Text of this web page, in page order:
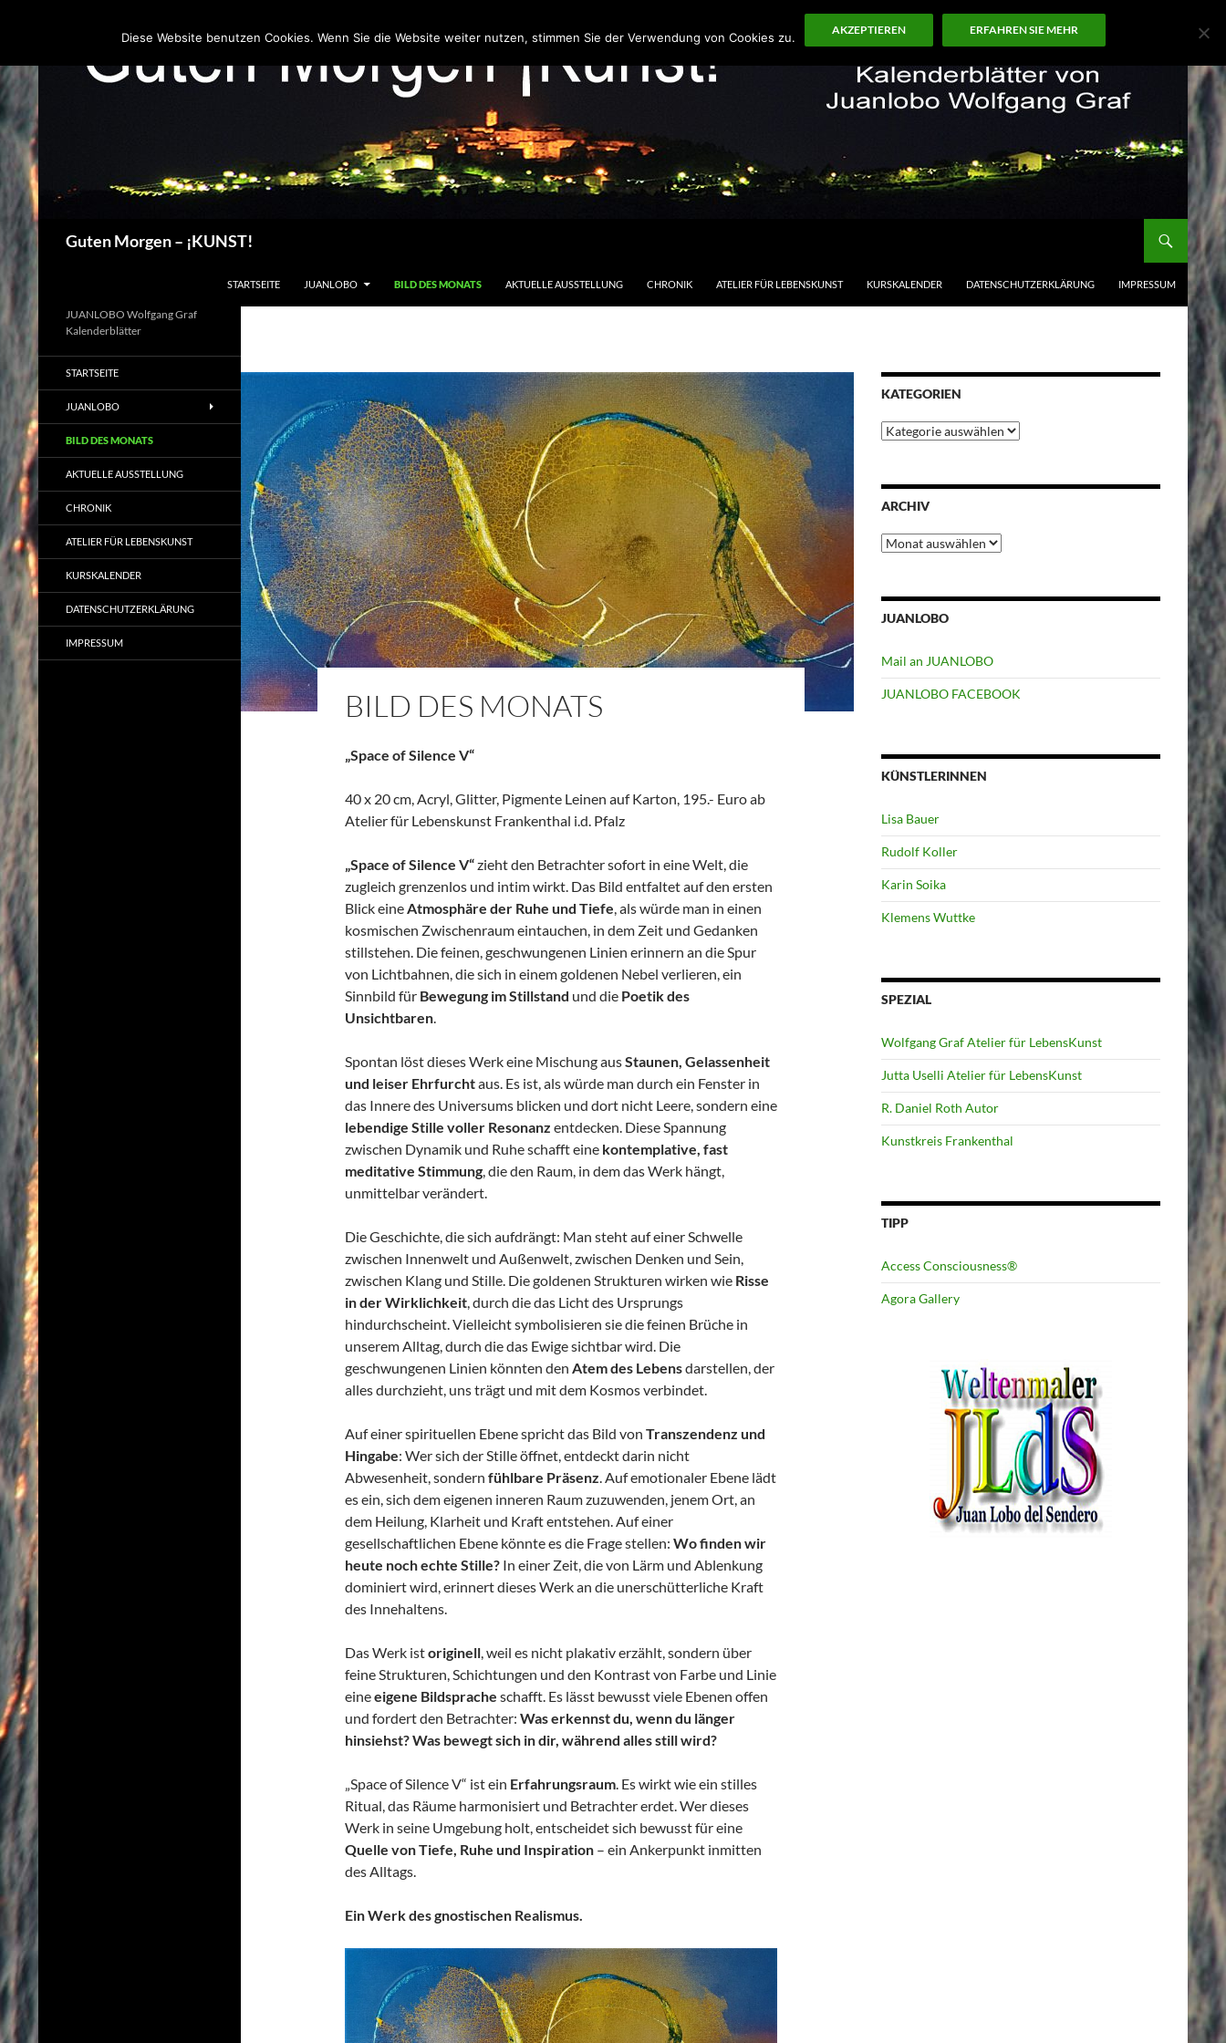
Guten Morgen – ¡KUNST!
STARTSEITE JUANLOBO BILD DES MONATS AKTUELLE AUSSTELLUNG CHRONIK ATELIER FÜR LEBENSKUNST KURSKALENDER DATENSCHUTZERKLÄRUNG IMPRESSUM
BILD DES MONATS
„Space of Silence V“
40 x 20 cm, Acryl, Glitter, Pigmente Leinen auf Karton, 195.- Euro ab
Atelier für Lebenskunst Frankenthal i.d. Pfalz
„Space of Silence V“zieht den Betrachter sofort in eine Welt, die
zugleich grenzenlos und intim wirkt. Das Bild entfaltet auf den ersten
Blick eineAtmosphäre der Ruhe und Tiefe, als würde man in einen
kosmischen Zwischenraum eintauchen, in dem Zeit und Gedanken
stillstehen. Die feinen, geschwungenen Linien erinnern an die Spur
von Lichtbahnen, die sich in einem goldenen Nebel verlieren, ein
Sinnbild für Bewegung im Stillstand und die Poetik des
Unsichtbaren.
Spontan löst dieses Werk eine Mischung ausStaunen, Gelassenheit
und leiser Ehrfurchtaus. Es ist, als würde man durch ein Fenster in
das Innere des Universums blicken und dort nicht Leere, sondern eine
lebendige Stille voller Resonanz entdecken. Diese Spannung
zwischen Dynamik und Ruhe schafft eine kontemplative, fast
meditative Stimmung, die den Raum, in dem das Werk hängt,
unmittelbar verändert.
Die Geschichte, die sich aufdrängt: Man steht auf einer Schwelle
zwischen Innenwelt und Außenwelt, zwischen Denken und Sein,
zwischen Klang und Stille. Die goldenen Strukturen wirken wie Risse
in der Wirklichkeit, durch die das Licht des Ursprungs
hindurchscheint. Vielleicht symbolisieren sie die feinen Brüche in
unserem Alltag, durch die das Ewige sichtbar wird. Die
geschwungenen Linien könnten den Atem des Lebensdarstellen, der
alles durchzieht, uns trägt und mit dem Kosmos verbindet.
Auf einer spirituellen Ebene spricht das Bild von Transzendenz und
Hingabe: Wer sich der Stille öffnet, entdeckt darin nicht
Abwesenheit, sondern fühlbare Präsenz. Auf emotionaler Ebene lädt
es ein, sich dem eigenen inneren Raum zuzuwenden, jenem Ort, an
dem Heilung, Klarheit und Kraft entstehen. Auf einer
gesellschaftlichen Ebene könnte es die Frage stellen: Wo finden wir
heute noch echte Stille? In einer Zeit, die von Lärm und Ablenkung
dominiert wird, erinnert dieses Werk an die unerschütterliche Kraft
des Innehaltens.
Das Werk istoriginell, weil es nicht plakativ erzählt, sondern über
feine Strukturen, Schichtungen und den Kontrast von Farbe und Linie
eineeigene Bildsprache schafft. Es lässt bewusst viele Ebenen offen
und fordert den Betrachter: Was erkennst du, wenn du länger
hinsiehst? Was bewegt sich in dir, während alles still wird?
„Space of Silence V“ ist ein Erfahrungsraum. Es wirkt wie ein stilles
Ritual, das Räume harmonisiert und Betrachter erdet. Wer dieses
Werk in seine Umgebung holt, entscheidet sich bewusst für eine
Quelle von Tiefe, Ruhe und Inspiration – ein Ankerpunkt inmitten
des Alltags.
Ein Werk des gnostischen Realismus.
KATEGORIEN
Kategorien
ARCHIV
Archiv
JUANLOBO
Mail an JUANLOBO
JUANLOBO FACEBOOK
KÜNSTLERINNEN
Lisa Bauer
Rudolf Koller
Karin Soika
Klemens Wuttke
SPEZIAL
Wolfgang Graf Atelier für LebensKunst
Jutta Uselli Atelier für LebensKunst
R. Daniel Roth Autor
Kunstkreis Frankenthal
TIPP
Access Consciousness®
Agora Gallery
JUANLOBO Wolfgang Graf
Kalenderblätter
STARTSEITE
JUANLOBO
BILD DES MONATS
AKTUELLE AUSSTELLUNG
CHRONIK
ATELIER FÜR LEBENSKUNST
KURSKALENDER
DATENSCHUTZERKLÄRUNG
IMPRESSUM
Diese Website benutzen Cookies. Wenn Sie die Website weiter nutzen, stimmen Sie der Verwendung von Cookies zu.
AKZEPTIEREN ERFAHREN SIE MEHR